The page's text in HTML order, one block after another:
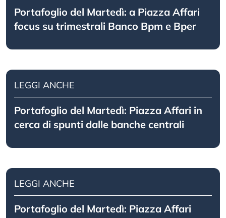
Portafoglio del Martedì: a Piazza Affari
focus su trimestrali Banco Bpm e Bper
LEGGI ANCHE
Portafoglio del Martedì: Piazza Affari in
cerca di spunti dalle banche centrali
LEGGI ANCHE
Portafoglio del Martedì: Piazza Affari